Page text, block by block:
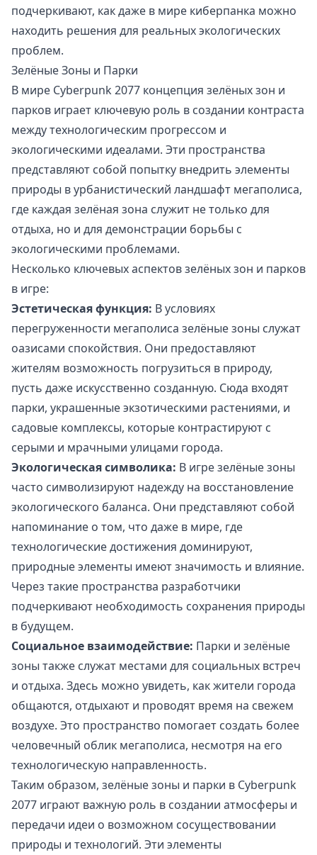
подчеркивают, как даже в мире киберпанка можно
находить решения для реальных экологических
проблем.
Зелёные Зоны и Парки
В мире Cyberpunk 2077 концепция зелёных зон и
парков играет ключевую роль в создании контраста
между технологическим прогрессом и
экологическими идеалами. Эти пространства
представляют собой попытку внедрить элементы
природы в урбанистический ландшафт мегаполиса,
где каждая зелёная зона служит не только для
отдыха, но и для демонстрации борьбы с
экологическими проблемами.
Несколько ключевых аспектов зелёных зон и парков
в игре:
Эстетическая функция: В условиях
перегруженности мегаполиса зелёные зоны служат
оазисами спокойствия. Они предоставляют
жителям возможность погрузиться в природу,
пусть даже искусственно созданную. Сюда входят
парки, украшенные экзотическими растениями, и
садовые комплексы, которые контрастируют с
серыми и мрачными улицами города.
Экологическая символика: В игре зелёные зоны
часто символизируют надежду на восстановление
экологического баланса. Они представляют собой
напоминание о том, что даже в мире, где
технологические достижения доминируют,
природные элементы имеют значимость и влияние.
Через такие пространства разработчики
подчеркивают необходимость сохранения природы
в будущем.
Социальное взаимодействие: Парки и зелёные
зоны также служат местами для социальных встреч
и отдыха. Здесь можно увидеть, как жители города
общаются, отдыхают и проводят время на свежем
воздухе. Это пространство помогает создать более
человечный облик мегаполиса, несмотря на его
технологическую направленность.
Таким образом, зелёные зоны и парки в Cyberpunk
2077 играют важную роль в создании атмосферы и
передачи идеи о возможном сосуществовании
природы и технологий. Эти элементы